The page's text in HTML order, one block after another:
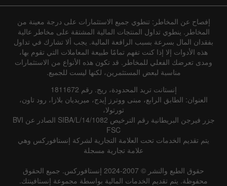
إفصاح عن المخاطر: تنطوي جميع الاستثمارات على درجة معينة من
المخاطر. ينطوي تداول المنتجات المالية المشتقة على مخاطر عالية
بفقدان المال بسرعة بسبب الرافعة المالية. يجب ألا تشارك في تداول
هذه الأدوات إلا إذا كنت تفهم تمامًا طبيعة المعاملات التي تقوم بها،
ومدى تعرضك الفعلي للمخاطر. قد تكون هذه الأنواع من الاستثمارات
مناسبة لبعض المستثمرين، لكنها ليست للجميع.
إنستانت تريد المحدودة، ريج. رقم 1811672
العنوان: الطابق الرابع، مبنى ووترز إيدج، ميريديان بلازا، رود تاون،
تورتولا،
جزر فيرجن البريطانية رقم الترخيص SIBA/L/14/1082 الصادر عن BVI
FSC
يتم تقديم الخدمات تحت العلامة التجارية لشركة إنستافوركس وهي
علامة تجارية مسجلة
حقوق الطبع والنشر © 2007-2024 إنستافوركس. جميع الحقوق
محفوظة. يتم تقديم الخدمات المالية بواسطة مجموعة إنستافينتك.